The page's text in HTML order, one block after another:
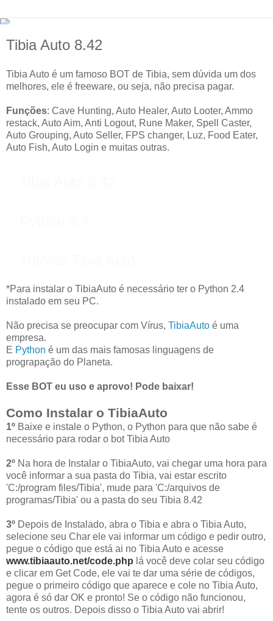
Tibia Auto 8.42
Tibia Auto é um famoso BOT de Tibia, sem dúvida um dos
melhores, ele é freeware, ou seja, não precisa pagar.
Funções: Cave Hunting, Auto Healer, Auto Looter, Ammo
restack, Auto Aim, Anti Logout, Rune Maker, Spell Caster,
Auto Grouping, Auto Seller, FPS changer, Luz, Food Eater,
Auto Fish, Auto Login e muitas outras.
*Para instalar o TibiaAuto é necessário ter o Python 2.4
instalado em seu PC.
Não precisa se preocupar com Vírus, TibiaAuto é uma
empresa.
E Python é um das mais famosas linguagens de
prograpação do Planeta.
Esse BOT eu uso e aprovo! Pode baixar!
Como Instalar o TibiaAuto
1º Baixe e instale o Python, o Python para que não sabe é
necessário para rodar o bot Tibia Auto
2º Na hora de Instalar o TibiaAuto, vai chegar uma hora para
você informar a sua pasta do Tibia, vai estar escrito
'C:/program files/Tibia', mude para 'C:/arquivos de
programas/Tibia' ou a pasta do seu Tibia 8.42
3º Depois de Instalado, abra o Tibia e abra o Tibia Auto,
selecione seu Char ele vai informar um código e pedir outro,
pegue o código que está ai no Tibia Auto e acesse
www.tibiaauto.net/code.php lá você deve colar seu código
e clicar em Get Code, ele vai te dar uma série de códigos,
pegue o primeiro código que aparece e cole no Tibia Auto,
agora é só dar OK e pronto! Se o código não funcionou,
tente os outros. Depois disso o Tibia Auto vai abrir!